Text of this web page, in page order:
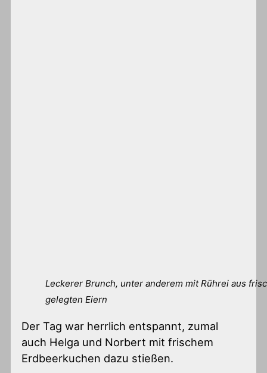
Leckerer Brunch, unter anderem mit Rührei aus
gelegten Eiern
Der Tag war herrlich entspannt, zumal
auch Helga und Norbert mit frischem
Erdbeerkuchen dazu stießen.